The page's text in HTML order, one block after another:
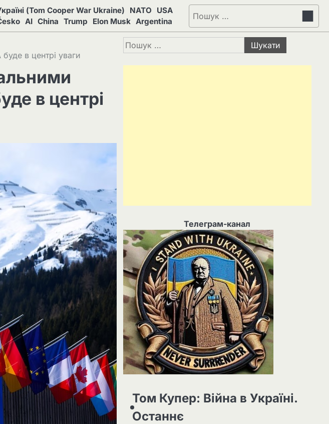
(Tom Cooper War Ukraine) NATO
USA
AI China Trump Elon Musk Argentina
Пошук:
в центрі уваги
в центрі
Пошук:
Телеграм-канал
Том Купер: Війна в Україні.
Останнє